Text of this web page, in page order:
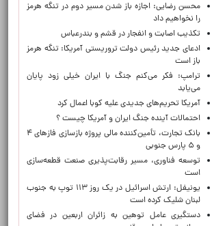
محسن رضایی: اجازه باز شدن مسیر دوم در تنگه هرمز
را نخواهیم داد
تکذیب اصابت و انفجار در قشم و بندرعباس
ادعای جدید رئیس دولت تروریستی آمریکا: تنگه هرمز
باز است
ترامپ: فکر می‌کنم جنگ با ایران خیلی زود پایان
می‌یابد
آمریکا تحریم‌های جدیدی علیه کوبا اعمال کرد
احتمالات آینده جنگ ایران و آمریکا چیست ؟
بانک تجارت، تأمین‌کننده مالی پروژه بازسازی فازهای ۴
و ۵ پارس جنوبی
توسعه فناوری، مسیر رقابت‌پذیری صنعت قطعه‌سازی
است
یونیفل: ارتش اسرائیل در یک روز ۱۱۳ توپ به جنوب
لبنان شلیک کرده است
دستگیری عامل توهین به زائران اربعین در فضای